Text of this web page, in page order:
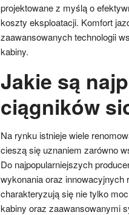
projektowane z myślą o
koszty eksploatacji. Komfort
zaawansowanych technologii
kabiny.
Jakie są
ciągników
Na rynku istnieje wiele
cieszą się uznaniem zarówno
Do najpopularniejszych
wykonania oraz innowacyjnych
charakteryzują się nie tylko
kabiny oraz zaawansowanymi